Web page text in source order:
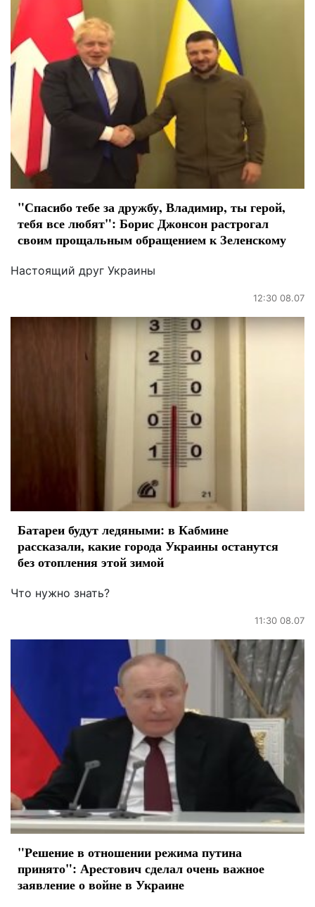
"Спасибо тебе за дружбу, Владимир, ты герой,
тебя все любят": Борис Джонсон растрогал
своим прощальным обращением к Зеленскому
Настоящий друг Украины
12:30 08.07
Батареи будут ледяными: в Кабмине
рассказали, какие города Украины останутся
без отопления этой зимой
Что нужно знать?
11:30 08.07
"Решение в отношении режима путина
принято": Арестович сделал очень важное
заявление о войне в Украине